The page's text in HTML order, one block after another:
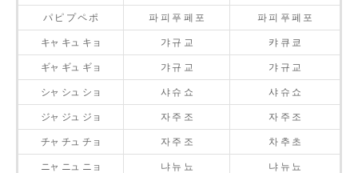
パ ピ プ ペ ポ 파 피 푸 페 포 파 피 푸 페 포
キャ キュ キョ 갸 규 교 캬 큐 쿄
ギャ ギュ ギョ 갸 규 교 갸 규 교
シャ シュ ショ 샤 슈 쇼 샤 슈 쇼
ジャ ジュ ジョ 자 주 조 자 주 조
チャ チュ チョ 자 주 조 차 추 초
ニャ ニュ ニョ 냐 뉴 뇨 냐 뉴 뇨